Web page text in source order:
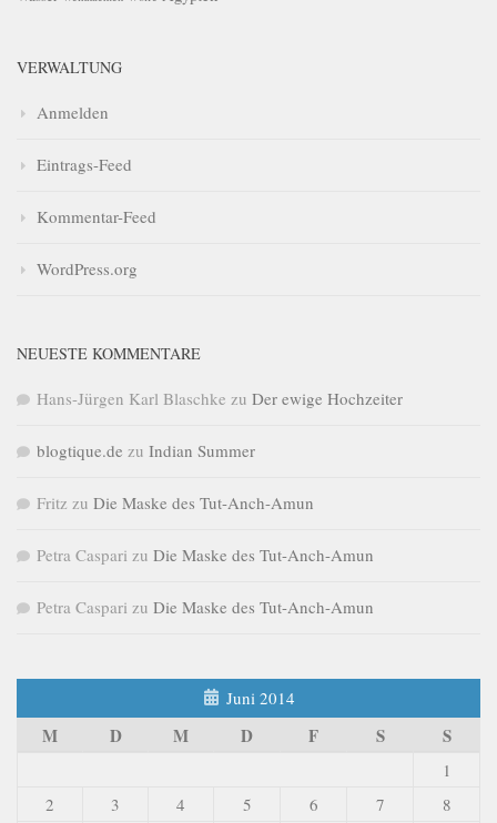
VERWALTUNG
Anmelden
Eintrags-Feed
Kommentar-Feed
WordPress.org
NEUESTE KOMMENTARE
Hans-Jürgen Karl Blaschke zu Der ewige Hochzeiter
blogtique.de zu Indian Summer
Fritz zu Die Maske des Tut-Anch-Amun
Petra Caspari zu Die Maske des Tut-Anch-Amun
Petra Caspari zu Die Maske des Tut-Anch-Amun
Juni 2014
M D M D F S S
1
2
3 4 5 6 7
8